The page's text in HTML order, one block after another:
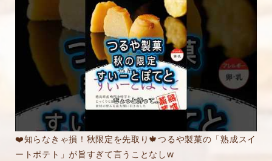
❤️知らなきゃ損！秋限定を先取り🍁つるや製菓の「熟成スイ
ートポテト」が旨すぎて言うことなしw